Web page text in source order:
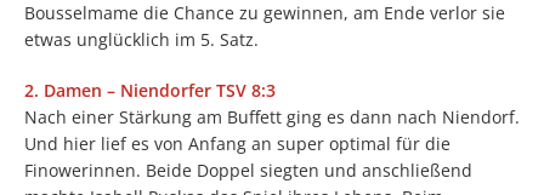
Bousselmame die Chance zu gewinnen, am Ende verlor sie
etwas unglücklich im 5. Satz.
2. Damen – Niendorfer TSV 8:3
Nach einer Stärkung am Buffett ging es dann nach Niendorf.
Und hier lief es von Anfang an super optimal für die
Finowerinnen. Beide Doppel siegten und anschließend